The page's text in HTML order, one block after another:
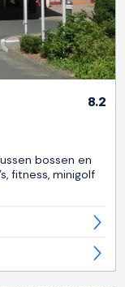
8.2
bossen en
fitness, minigolf